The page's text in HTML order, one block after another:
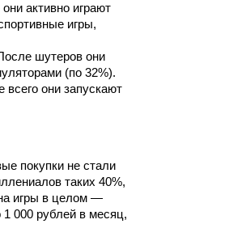
активно играют
игры,
шутеров они
(по 32%).
всего они запускают
покупки не стали
таких 40%,
игры в целом —
000 рублей в месяц,